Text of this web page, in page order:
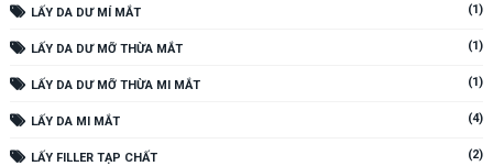
LẤY DA DƯ MÍ MẮT (1)
LẤY DA DƯ MỠ THỪA MẮT (1)
LẤY DA DƯ MỠ THỪA MI MẮT (1)
LẤY DA MI MẮT (4)
LẤY FILLER TẠP CHẤT (2)